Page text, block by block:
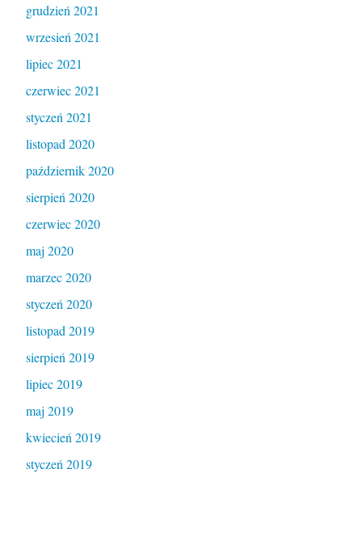
grudzień 2021
wrzesień 2021
lipiec 2021
czerwiec 2021
styczeń 2021
listopad 2020
październik 2020
sierpień 2020
czerwiec 2020
maj 2020
marzec 2020
styczeń 2020
listopad 2019
sierpień 2019
lipiec 2019
maj 2019
kwiecień 2019
styczeń 2019